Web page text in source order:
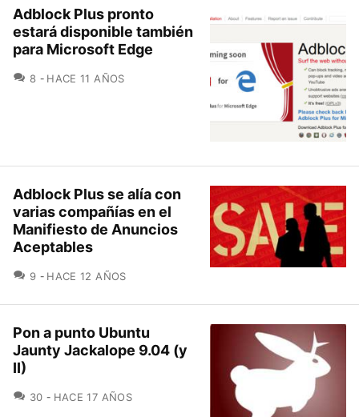
Adblock Plus pronto
estará disponible también
para Microsoft Edge
8 COMENTARIOS
HACE 11 AÑOS
Adblock Plus se alía con
varias compañías en el
Manifiesto de Anuncios
Aceptables
9 COMENTARIOS
HACE 12 AÑOS
Pon a punto Ubuntu
Jaunty Jackalope 9.04 (y
II)
30 COMENTARIOS
HACE 17 AÑOS